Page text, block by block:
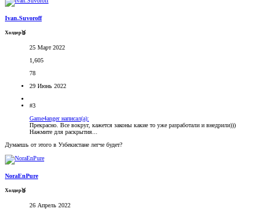
Ivan.Suvoroff
Холдер🥉
25 Март 2022
1,605
78
29 Июнь 2022
#3
Game4anger написал(а):
Прекрасно. Все вокруг, кажется законы какие то уже разработали и внедрили)))
Нажмите для раскрытия...
Думаешь от этого в Узбекистане легче будет?
NoraEnPure
Холдер🥉
26 Апрель 2022